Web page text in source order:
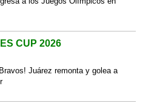
CUP 2026
Juárez remonta y golea a